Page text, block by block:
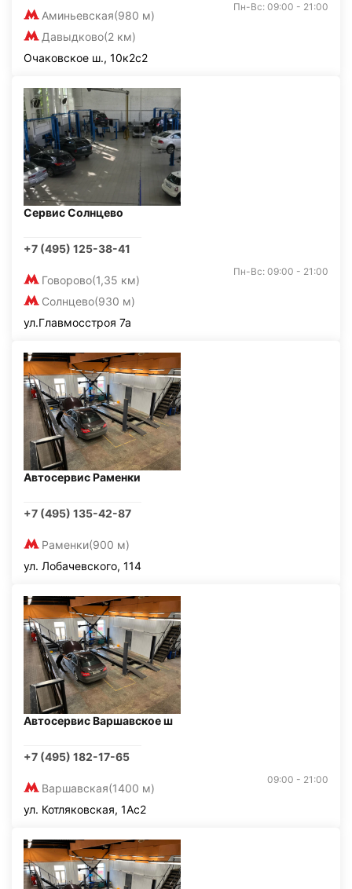
Аминьевская(980 м)
Давыдково(2 км)
Пн-Вс: 09:00 - 21:00
Очаковское ш., 10к2с2
Сервис Солнцево
+7 (495) 125-38-41
Говорово(1,35 км)
Солнцево(930 м)
Пн-Вс: 09:00 - 21:00
ул.Главмосстроя 7а
Автосервис Раменки
+7 (495) 135-42-87
Раменки(900 м)
ул. Лобачевского, 114
Автосервис Варшавское ш
+7 (495) 182-17-65
Варшавская(1400 м)
09:00 - 21:00
ул. Котляковская, 1Ас2